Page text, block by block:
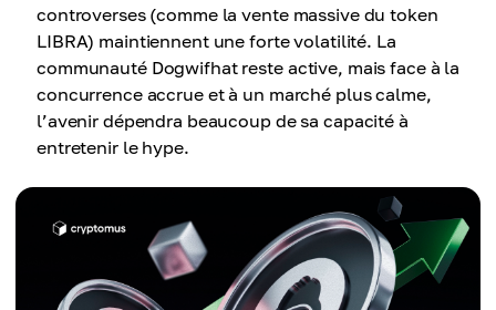
controverses (comme la vente massive du token
LIBRA) maintiennent une forte volatilité. La
communauté Dogwifhat reste active, mais face à la
concurrence accrue et à un marché plus calme,
l’avenir dépendra beaucoup de sa capacité à
entretenir le hype.